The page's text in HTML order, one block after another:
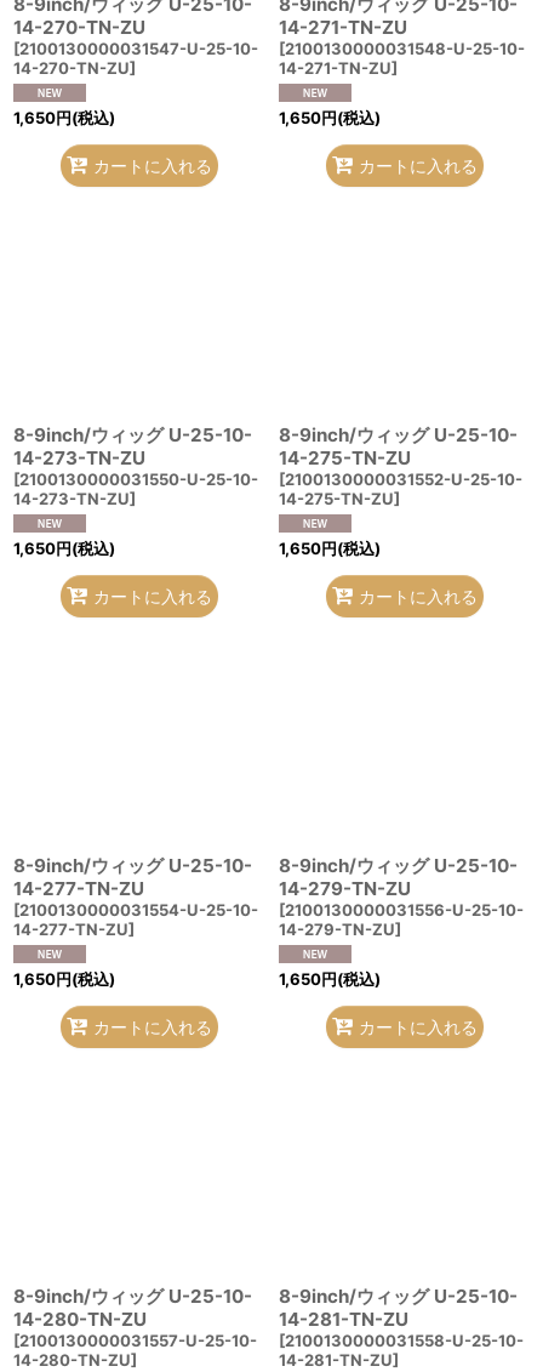
8-9inch/ウィッグ U-25-10-
14-270-TN-ZU
[2100130000031547-U-25-10-
14-270-TN-ZU]
1,650円(税込)
カートに入れる
8-9inch/ウィッグ U-25-10-
14-271-TN-ZU
[2100130000031548-U-25-10-
14-271-TN-ZU]
1,650円(税込)
カートに入れる
8-9inch/ウィッグ U-25-10-
14-273-TN-ZU
[2100130000031550-U-25-10-
14-273-TN-ZU]
1,650円(税込)
カートに入れる
8-9inch/ウィッグ U-25-10-
14-275-TN-ZU
[2100130000031552-U-25-10-
14-275-TN-ZU]
1,650円(税込)
カートに入れる
8-9inch/ウィッグ U-25-10-
14-277-TN-ZU
[2100130000031554-U-25-10-
14-277-TN-ZU]
1,650円(税込)
カートに入れる
8-9inch/ウィッグ U-25-10-
14-279-TN-ZU
[2100130000031556-U-25-10-
14-279-TN-ZU]
1,650円(税込)
カートに入れる
8-9inch/ウィッグ U-25-10-
14-280-TN-ZU
[2100130000031557-U-25-10-
14-280-TN-ZU]
8-9inch/ウィッグ U-25-10-
14-281-TN-ZU
[2100130000031558-U-25-10-
14-281-TN-ZU]